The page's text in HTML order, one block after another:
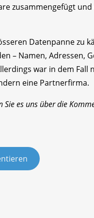
zusammengefügt
Datenpanne zu
– Namen, Adressen,
war in dem Fall
eine Partnerfirma.
Sie es uns über die